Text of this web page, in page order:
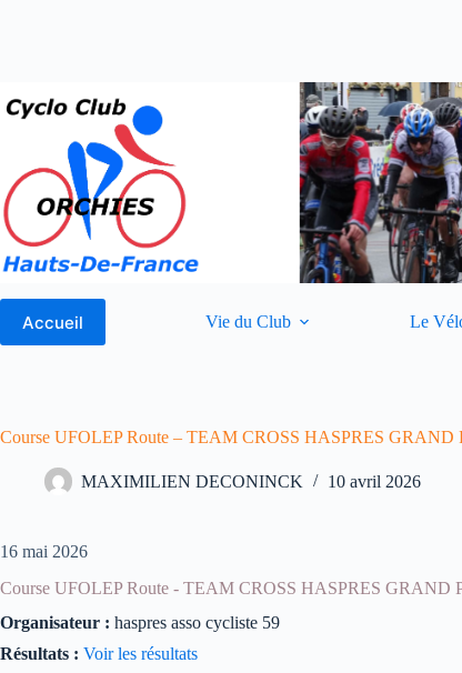
Accueil Vie du Club Le
Course UFOLEP Route – TEAM CROSS HASPRES
MAXIMILIEN DECONINCK 10 avril 2026
16 mai 2026
Course UFOLEP Route - TEAM CROSS HASPRES
Organisateur : haspres asso cycliste 59
Résultats : Voir les résultats